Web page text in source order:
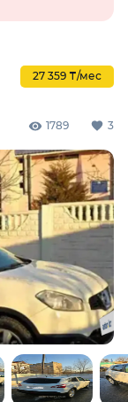
27 359 ₸/мес
1789 3